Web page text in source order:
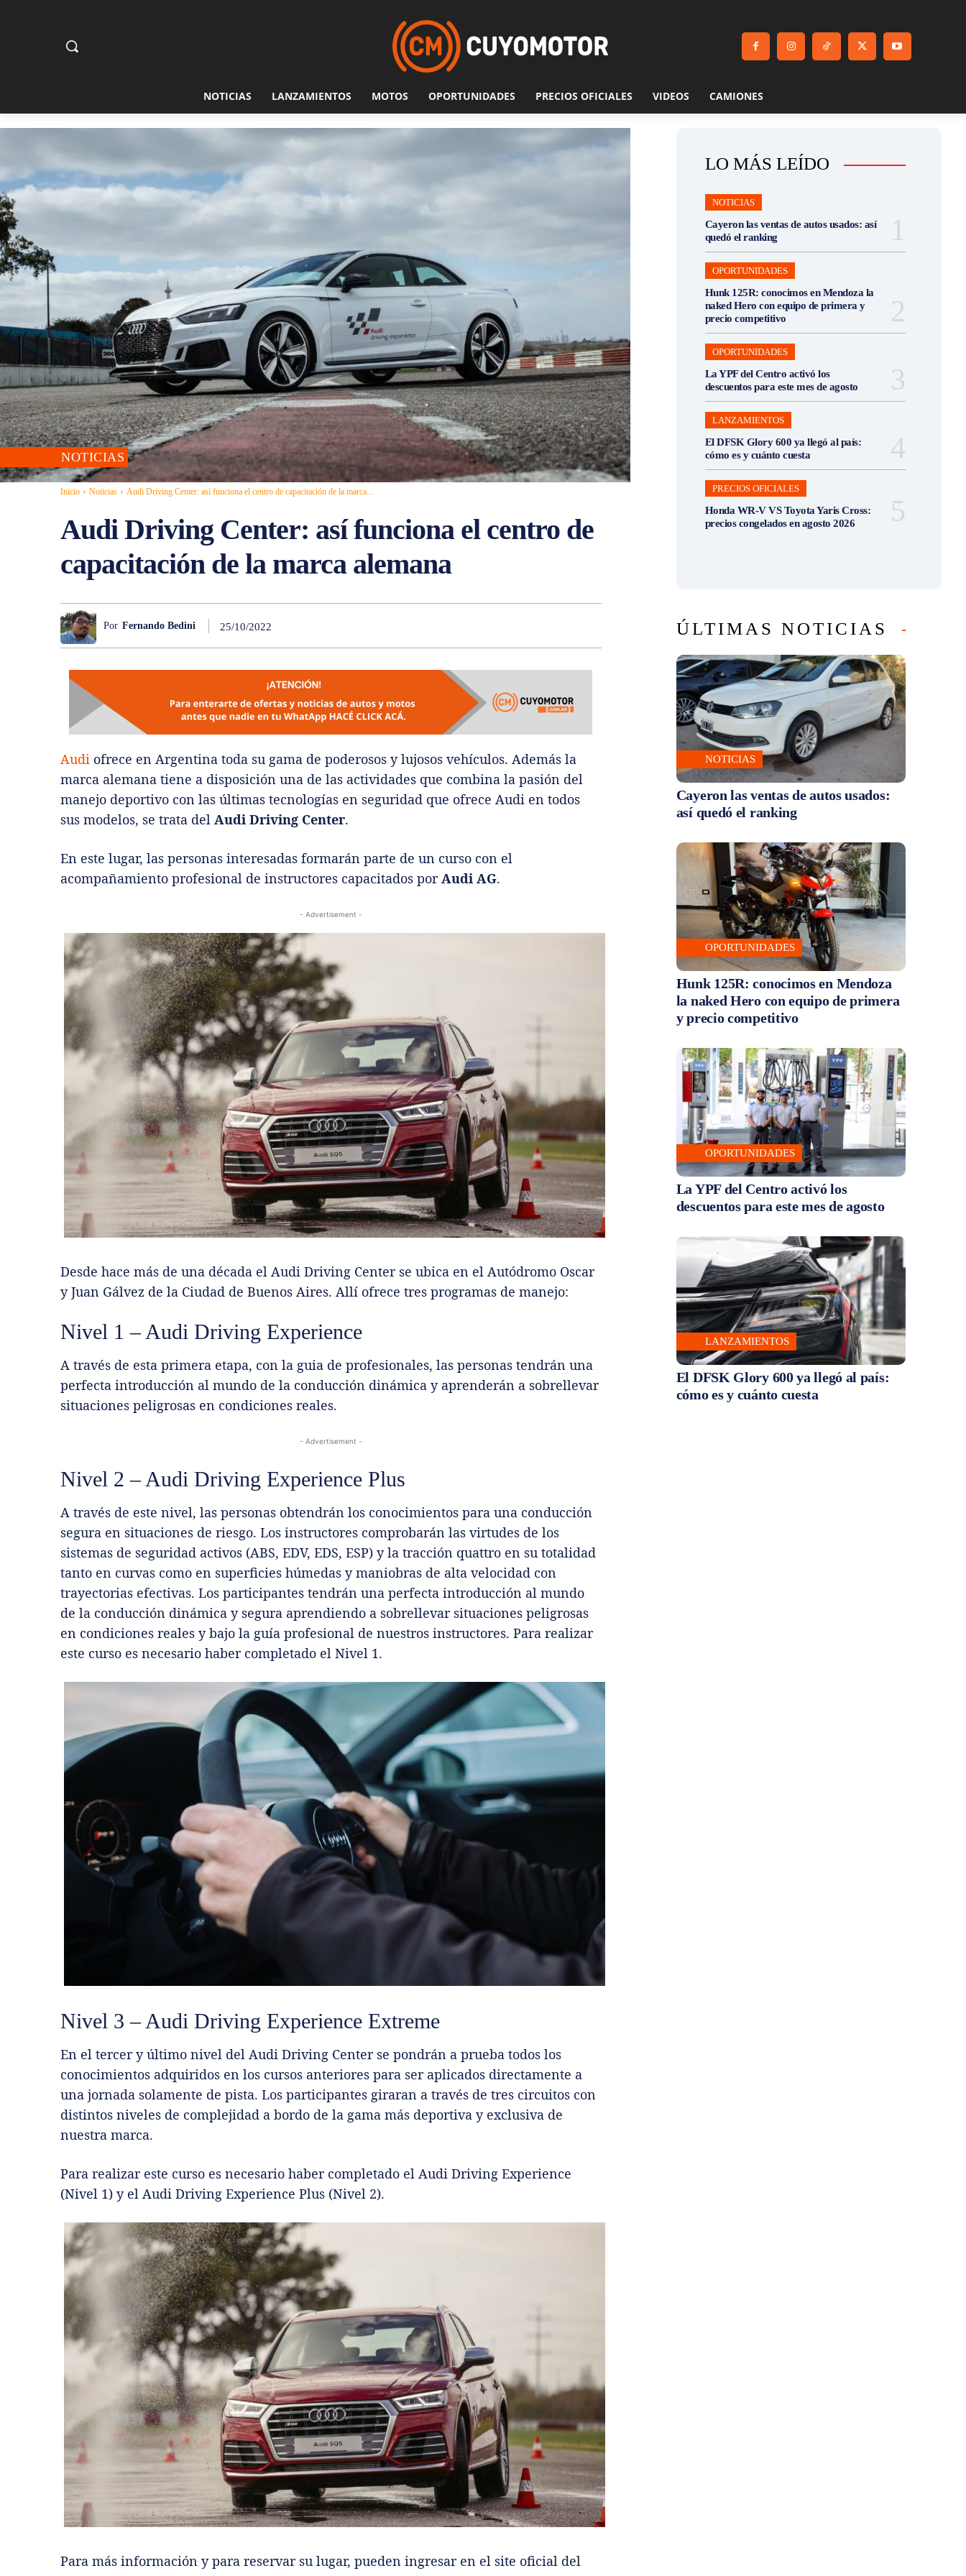
NOTICIAS LANZAMIENTOS MOTOS OPORTUNIDADES PRECIOS OFICIALES VIDEOS CAMIONES
NOTICIAS
Inicio Noticias Audi Driving Center: así funciona el centro de capacitación de la marca...
Audi Driving Center: así funciona el centro de
capacitación de la marca alemana
Por Fernando Bedini 25/10/2022
Audi ofrece en Argentina toda su gama de poderosos y lujosos vehículos. Además la
marca alemana tiene a disposición una de las actividades que combina la pasión del
manejo deportivo con las últimas tecnologías en seguridad que ofrece Audi en todos
sus modelos, se trata del Audi Driving Center.
En este lugar, las personas interesadas formarán parte de un curso con el
acompañamiento profesional de instructores capacitados porAudi AG.
- Advertisement -
Desde hace más de una década el Audi Driving Center se ubica en el Autódromo Oscar
y Juan Gálvez de la Ciudad de Buenos Aires. Allí ofrece tres programas de manejo:
Nivel 1 – Audi Driving Experience
A través de esta primera etapa, con la guia de profesionales, las personas tendrán una
perfecta introducción al mundo de la conducción dinámica y aprenderán a sobrellevar
situaciones peligrosas en condiciones reales.
- Advertisement -
Nivel 2 – Audi Driving Experience Plus
A través de este nivel, las personas obtendrán los conocimientos para una conducción
segura en situaciones de riesgo. Los instructores comprobarán las virtudes de los
sistemas de seguridad activos (ABS, EDV, EDS, ESP) y la tracción quattro en su totalidad
tanto en curvas como en superficies húmedas y maniobras de alta velocidad con
trayectorias efectivas. Los participantes tendrán una perfecta introducción al mundo
de la conducción dinámica y segura aprendiendo a sobrellevar situaciones peligrosas
en condiciones reales y bajo la guía profesional de nuestros instructores. Para realizar
este curso es necesario haber completado el Nivel 1.
Nivel 3 – Audi Driving Experience Extreme
En el tercer y último nivel del Audi Driving Center se pondrán a prueba todos los
conocimientos adquiridos en los cursos anteriores para ser aplicados directamente a
una jornada solamente de pista. Los participantes giraran a través de tres circuitos con
distintos niveles de complejidad a bordo de la gama más deportiva y exclusiva de
nuestra marca.
Para realizar este curso es necesario haber completado el Audi Driving Experience
(Nivel 1) y el Audi Driving Experience Plus (Nivel 2).
Para más información y para reservar su lugar, pueden ingresar en el site oficial del
LO MÁS LEÍDO
NOTICIAS
Cayeron las ventas de autos usados: así
quedó el ranking
OPORTUNIDADES
Hunk 125R: conocimos en Mendoza la
naked Hero con equipo de primera y
precio competitivo
OPORTUNIDADES
La YPF del Centro activó los
descuentos para este mes de agosto
LANZAMIENTOS
El DFSK Glory 600 ya llegó al país:
cómo es y cuánto cuesta
PRECIOS OFICIALES
Honda WR-V VS Toyota Yaris Cross:
precios congelados en agosto 2026
ÚLTIMAS NOTICIAS
NOTICIAS
Cayeron las ventas de autos usados:
así quedó el ranking
OPORTUNIDADES
Hunk 125R: conocimos en Mendoza
la naked Hero con equipo de primera
y precio competitivo
OPORTUNIDADES
La YPF del Centro activó los
descuentos para este mes de agosto
LANZAMIENTOS
El DFSK Glory 600 ya llegó al país:
cómo es y cuánto cuesta